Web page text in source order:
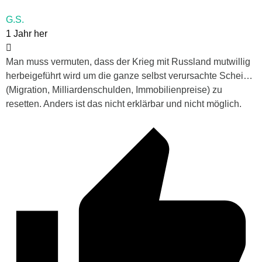
G.S.
1 Jahr her
Man muss vermuten, dass der Krieg mit Russland mutwillig
herbeigeführt wird um die ganze selbst verursachte Schei…
(Migration, Milliardenschulden, Immobilienpreise) zu
resetten. Anders ist das nicht erklärbar und nicht möglich.